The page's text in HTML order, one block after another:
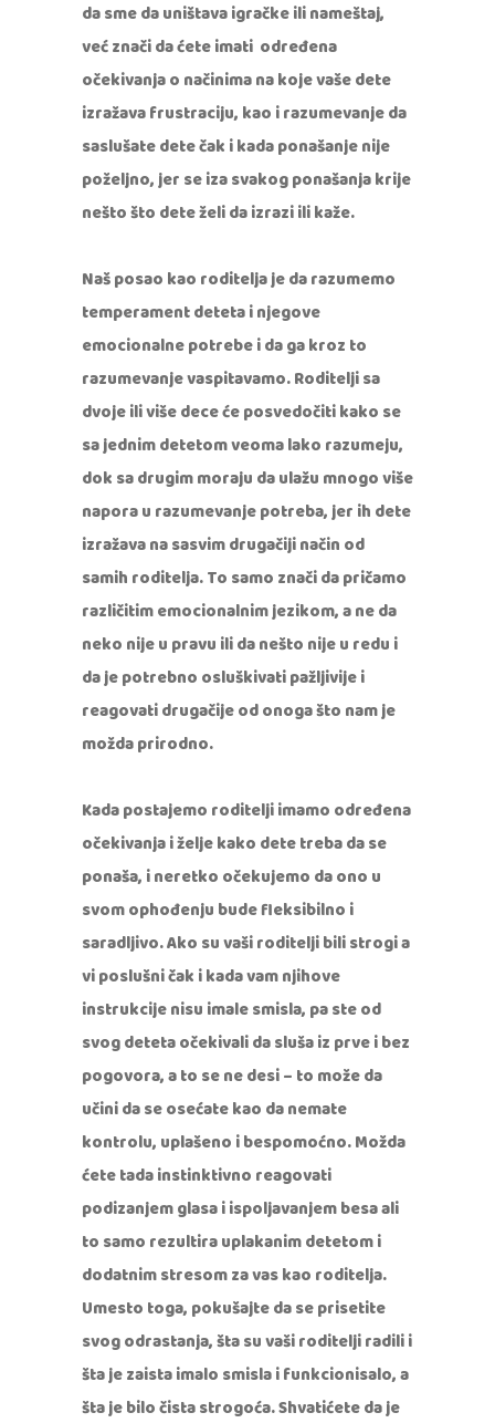
da sme da uništava igračke ili nameštaj,
već znači da ćete imati određena
očekivanja o načinima na koje vaše dete
izražava frustraciju, kao i razumevanje da
saslušate dete čak i kada ponašanje nije
poželjno, jer se iza svakog ponašanja krije
nešto što dete želi da izrazi ili kaže.
Naš posao kao roditelja je da razumemo
temperament deteta i njegove
emocionalne potrebe i da ga kroz to
razumevanje vaspitavamo. Roditelji sa
dvoje ili više dece će posvedočiti kako se
sa jednim detetom veoma lako razumeju,
dok sa drugim moraju da ulažu mnogo više
napora u razumevanje potreba, jer ih dete
izražava na sasvim drugačiji način od
samih roditelja. To samo znači da pričamo
različitim emocionalnim jezikom, a ne da
neko nije u pravu ili da nešto nije u redu i
da je potrebno osluškivati pažljivije i
reagovati drugačije od onoga što nam je
možda prirodno.
Kada postajemo roditelji imamo određena
očekivanja i želje kako dete treba da se
ponaša, i neretko očekujemo da ono u
svom ophođenju bude fleksibilno i
saradljivo. Ako su vaši roditelji bili strogi a
vi poslušni čak i kada vam njihove
instrukcije nisu imale smisla, pa ste od
svog deteta očekivali da sluša iz prve i bez
pogovora, a to se ne desi – to može da
učini da se osećate kao da nemate
kontrolu, uplašeno i bespomoćno. Možda
ćete tada instinktivno reagovati
podizanjem glasa i ispoljavanjem besa ali
to samo rezultira uplakanim detetom i
dodatnim stresom za vas kao roditelja.
Umesto toga, pokušajte da se prisetite
svog odrastanja, šta su vaši roditelji radili i
šta je zaista imalo smisla i funkcionisalo, a
šta je bilo čista strogoća. Shvatićete da je